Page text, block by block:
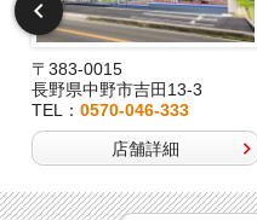
〒383-0015
長野県中野市吉田13-3
TEL： 0570-046-333
店舗詳細